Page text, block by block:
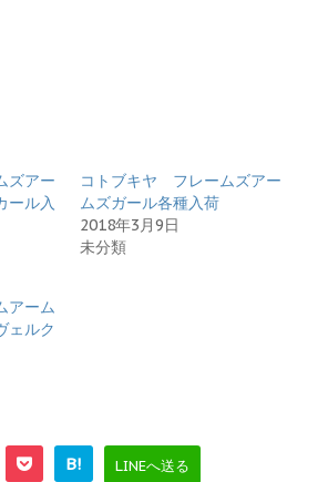
ズアー
ール入
コトブキヤ フレームズアー
ムズガール各種入荷
2018年3月9日
未分類
アーム
ェルク
B! LINEへ送る